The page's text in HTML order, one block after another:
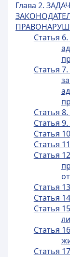
Глава 2.
Статья
Статья
Статья
Статья
Статья
Статья
Статья
Статья
Статья
Статья
Статья
Статья